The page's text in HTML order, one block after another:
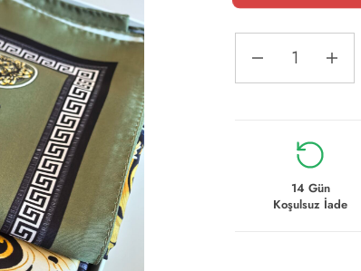
14 Gün
Koşulsuz İade